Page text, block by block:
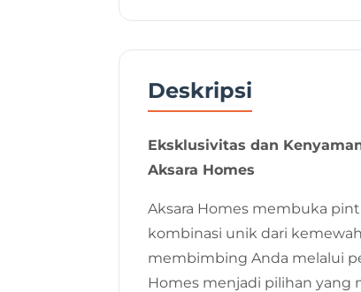
Tanggal Posting
Deskripsi
Eksklusivitas dan
Aksara Homes
Aksara Homes membuka
kombinasi unik dari
membimbing Anda melalui
Homes menjadi pilihan yang